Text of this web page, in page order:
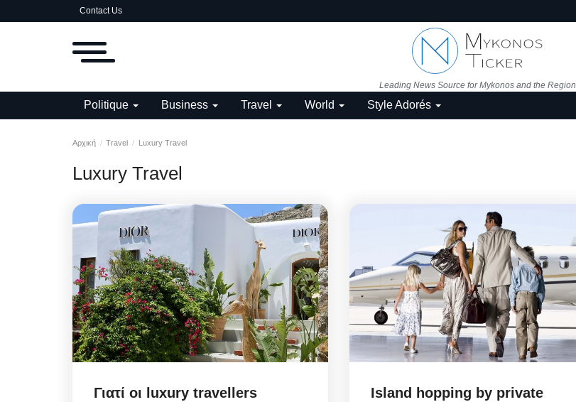
Contact Us
Leading News Source for Mykonos and the Region
Politique Business Travel World Style Adorés
Αρχική Travel Luxury Travel
Luxury Travel
Γιατί οι luxury travellers
Island hopping by private